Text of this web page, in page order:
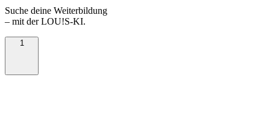
Suche deine Weiterbildung
– mit der LOU!S-KI.
1